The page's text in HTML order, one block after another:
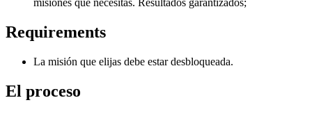
misiones que necesitas. Resultados garantizados;
Requirements
La misión que elijas debe estar desbloqueada.
El proceso